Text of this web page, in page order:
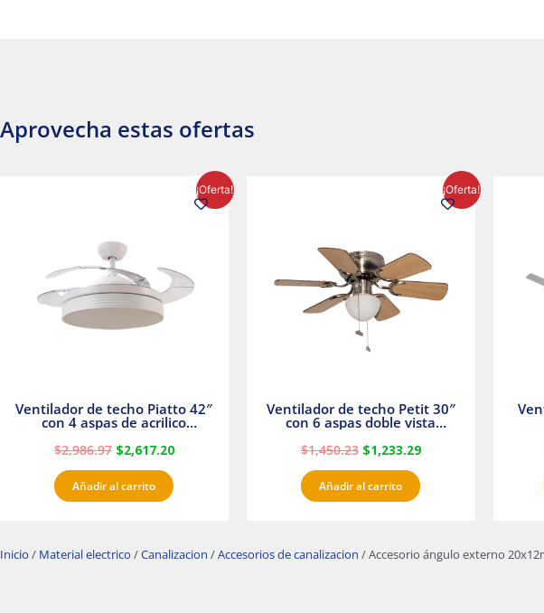
Aprovecha estas ofertas
¡Oferta!
Ventilador de techo Piatto 42″
con 4 aspas de acrilico
$2,986.97
$2,986.97.
$2,617.20
precio
actual
Añadir al carrito
¡Oferta!
Ventilador de techo Petit 30″
con 6 aspas doble vista
$1,450.23 $1,233.29
precio
actual
Añadir al carrito
Inicio / Material electrico /Canalizacion /Accesorios de canalizacion / Accesorio ángulo externo